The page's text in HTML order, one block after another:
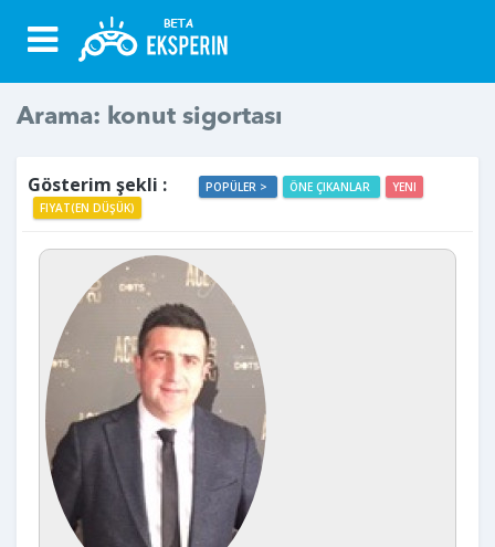
Arama: konut sigortası
Gösterim şekli : POPÜLER > ÖNE ÇIKANLAR
YENI
FIYAT(EN DÜŞÜK)